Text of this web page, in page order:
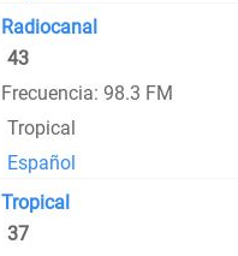
Radiocanal
43
Frecuencia: 98.3 FM
Tropical
Español
Tropical
37